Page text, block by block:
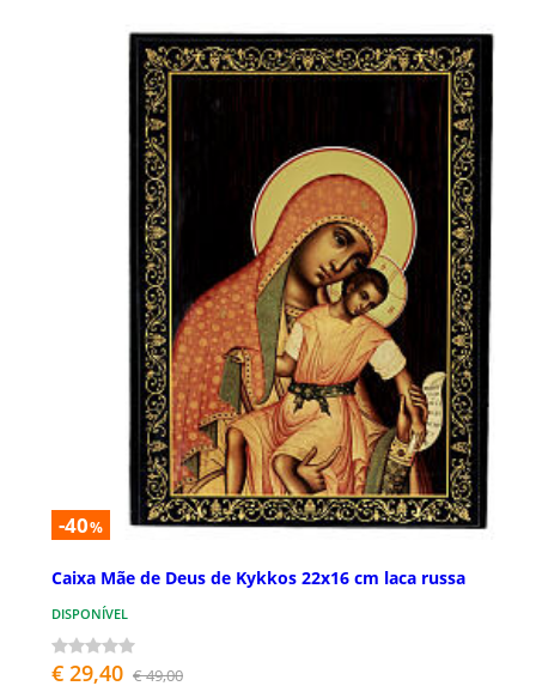
-40%
Caixa Mãe de Deus de Kykkos 22x16 cm laca russa
DISPONÍVEL
€ 29,40 € 49,00